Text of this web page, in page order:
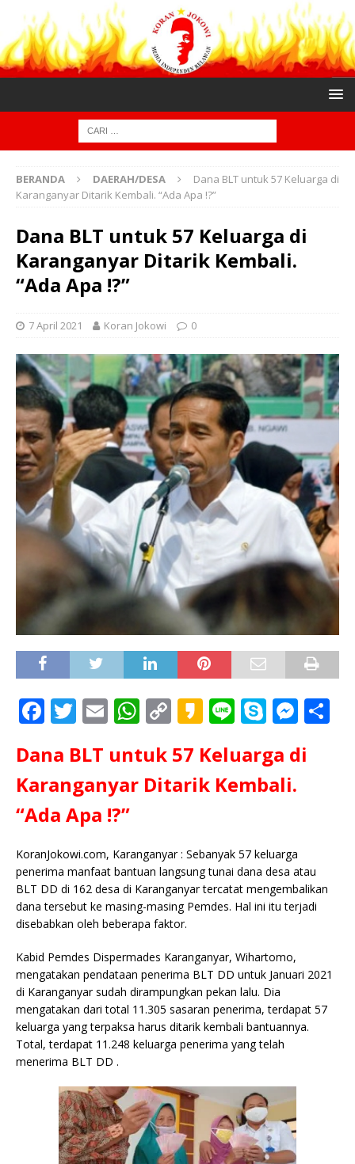
BERANDA DAERAH/DESA
Dana BLT untuk 57 Keluarga di
Karanganyar Ditarik Kembali. “Ada Apa !?”
Dana BLT untuk 57 Keluarga di
Karanganyar Ditarik Kembali.
“Ada Apa !?”
7 April 2021 Koran Jokowi 0
F
c
e
b
o
k
T
it
te
r
E
ai
l
W
at
s
p
C
p
y
k
K
k
a
Li
e
S
y
p
M
ss
e
r
Dana BLT untuk 57 Keluarga di
Karanganyar Ditarik Kembali.
“Ada Apa !?”
KoranJokowi.com, Karanganyar : Sebanyak 57 keluarga
penerima manfaat bantuan langsung tunai dana desa atau
BLT DD di 162 desa di Karanganyar tercatat mengembalikan
dana tersebut ke masing-masing Pemdes. Hal ini itu terjadi
disebabkan oleh beberapa faktor.
Kabid Pemdes Dispermades Karanganyar, Wihartomo,
mengatakan pendataan penerima BLT DD untuk Januari 2021
di Karanganyar sudah dirampungkan pekan lalu. Dia
mengatakan dari total 11.305 sasaran penerima, terdapat 57
keluarga yang terpaksa harus ditarik kembali bantuannya.
Total, terdapat 11.248 keluarga penerima yang telah
menerima BLT DD .